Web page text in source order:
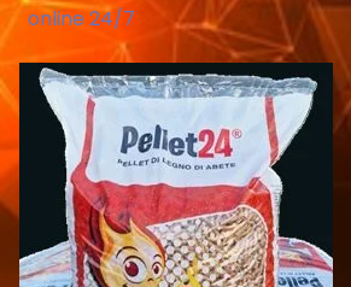
online 24/7